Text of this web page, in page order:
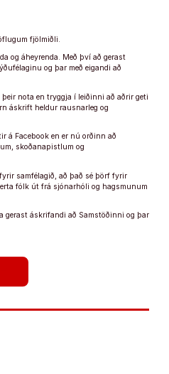
fjölmiðli.
og áheyrenda. Með því að gerast
og þar með eigandi að
nota en tryggja í leiðinni að aðrir geti
áskrift heldur rausnarleg og
á Facebook en er nú orðinn að
skoðanapistlum og
samfélagið, að það sé þörf fyrir
fólk út frá sjónarhóli og hagsmunum
gerast áskrifandi að Samstöðinni og þar